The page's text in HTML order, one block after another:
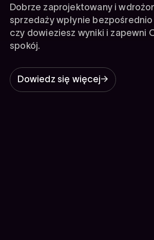
Dobrze zaprojektowany i
sprzedaży wpłynie
czy dowieziesz wyniki i zapewni
spokój.
Dowiedz się więcej